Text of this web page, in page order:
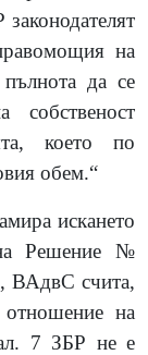
на
да се
което по
обем.“
искането
на Решение №
ВАдвС счита,
на
7 ЗБР не е